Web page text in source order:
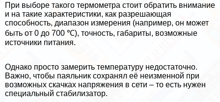
При выборе такого термометра стоит обратить внимание
и на такие хаpaктеристики, как разрешающая
способность, диапазон измерения (например, он может
быть от 0 до 700 ℃), точность, габариты, возможные
источники питания.
Однако просто замерить температуру недостаточно.
Важно, чтобы паяльник сохранял её неизменной при
возможных скачках напряжения в сети – то есть нужен
специальный стабилизатор.